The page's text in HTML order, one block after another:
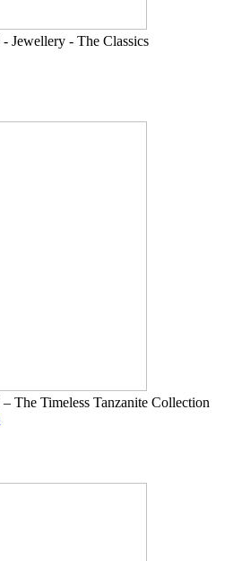
Jewellery - The Classics
The Timeless Tanzanite Collection